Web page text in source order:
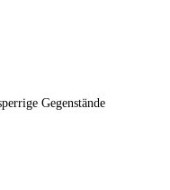
Gegenstände